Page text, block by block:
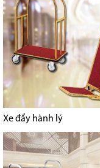
Xe đẩy hành lý